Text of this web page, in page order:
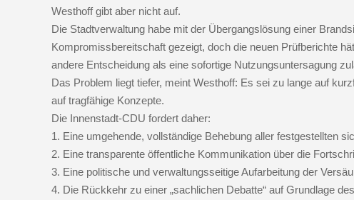
Westhoff gibt aber nicht auf.
Die Stadtverwaltung habe mit der Übergangslösung einer
Kompromissbereitschaft gezeigt, doch die neuen Prüfberichte
andere Entscheidung als eine sofortige Nutzungsuntersagung
Das Problem liegt tiefer, meint Westhoff: Es sei zu lange auf
auf tragfähige Konzepte.
Die Innenstadt-CDU fordert daher:
1. Eine umgehende, vollständige Behebung aller festgestellten
2. Eine transparente öffentliche Kommunikation über die
3. Eine politische und verwaltungsseitige Aufarbeitung der
4. Die Rückkehr zu einer „sachlichen Debatte“ auf Grundlage